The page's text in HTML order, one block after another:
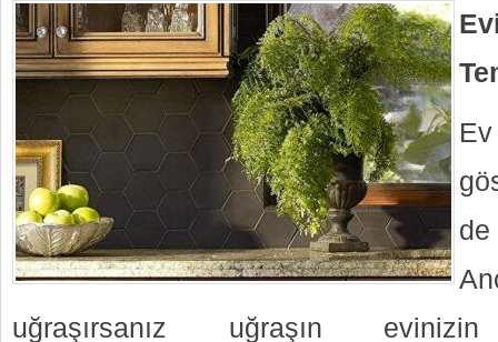
uğraşırsanız uğraşın